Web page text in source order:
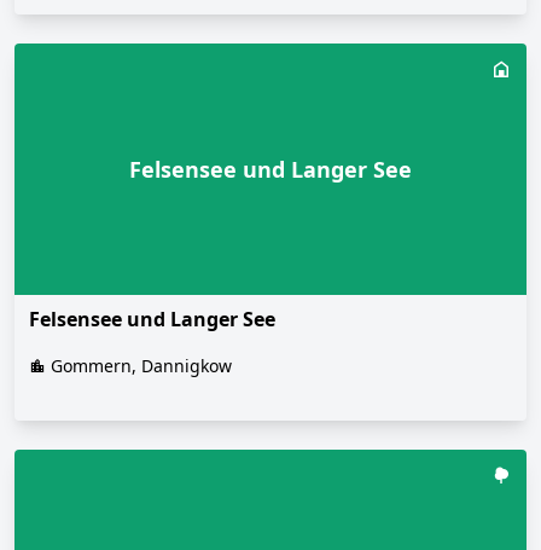
Felsensee und Langer See
Felsensee und Langer See
Gommern, Dannigkow